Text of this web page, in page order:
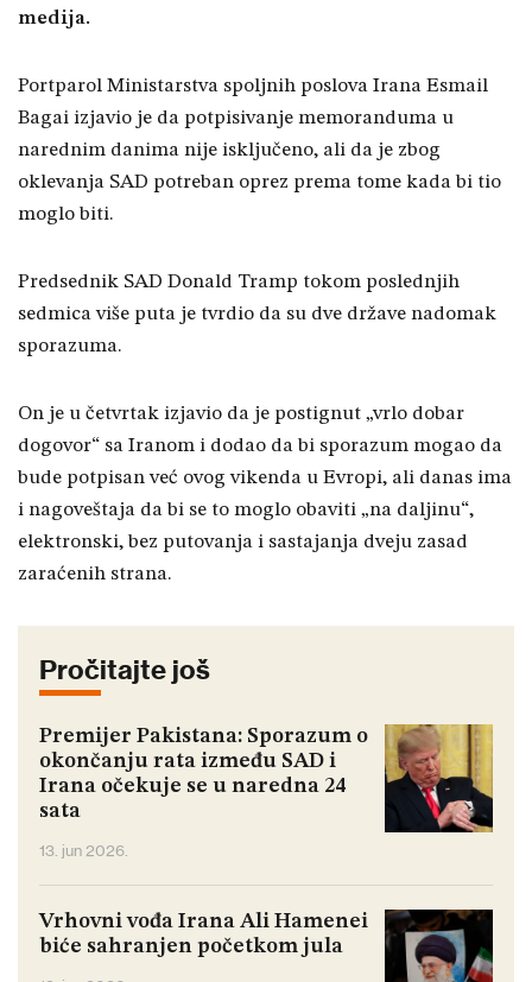
medija.
Portparol Ministarstva spoljnih poslova Irana Esmail
Bagai izjavio je da potpisivanje memoranduma u ​​
narednim danima nije isključeno, ali da je zbog
oklevanja SAD potreban oprez prema tome kada bi tio
moglo biti.
Predsednik SAD Donald Tramp tokom poslednjih
sedmica više puta je tvrdio da su dve države nadomak
sporazuma.
On je u četvrtak izjavio da je postignut „vrlo dobar
dogovor“ sa Iranom i dodao da bi sporazum mogao da
bude potpisan već ovog vikenda u Evropi, ali danas ima
i nagoveštaja da bi se to moglo obaviti „na daljinu“,
elektronski, bez putovanja i sastajanja dveju zasad
zaraćenih strana.
Pročitajte još
Premijer Pakistana: Sporazum o
okončanju rata između SAD i
Irana očekuje se u naredna 24
sata
13. jun 2026.
Vrhovni vođa Irana Ali Hamenei
biće sahranjen početkom jula